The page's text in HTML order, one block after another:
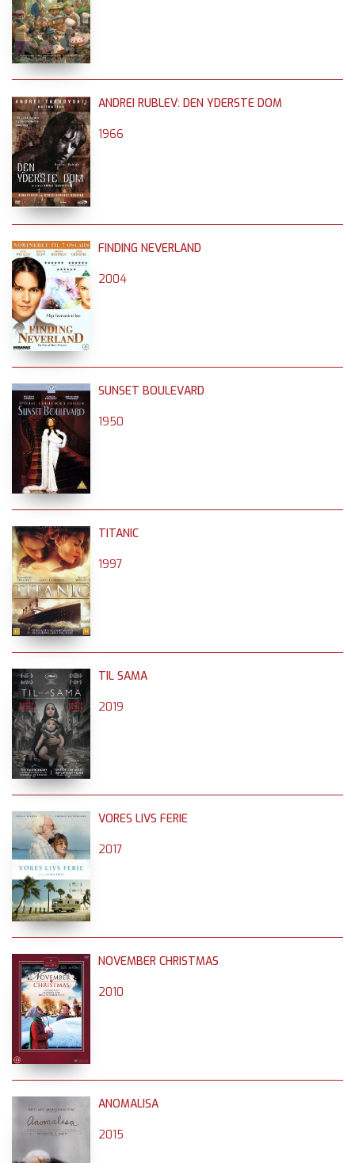
ANDREI RUBLEV: DEN YDERSTE DOM
1966
FINDING NEVERLAND
2004
SUNSET BOULEVARD
1950
TITANIC
1997
TIL SAMA
2019
VORES LIVS FERIE
2017
NOVEMBER CHRISTMAS
2010
ANOMALISA
2015